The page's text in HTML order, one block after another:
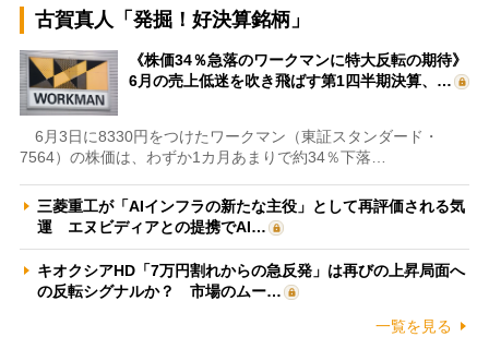
古賀真人「発掘！好決算銘柄」
《株価34％急落のワークマンに特大反転の期待》
6月の売上低迷を吹き飛ばす第1四半期決算、…
6月3日に8330円をつけたワークマン（東証スタンダード・
7564）の株価は、わずか1カ月あまりで約34％下落…
三菱重工が「AIインフラの新たな主役」として再評価される気
運 エヌビディアとの提携でAI…
キオクシアHD「7万円割れからの急反発」は再びの上昇局面へ
の反転シグナルか？ 市場のムー…
一覧を見る